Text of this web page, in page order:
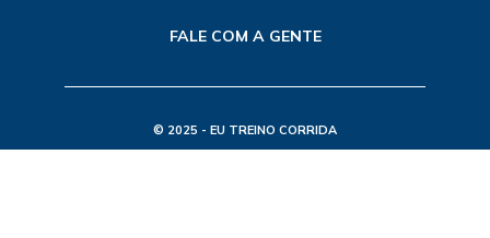
FALE COM A GENTE
© 2025 - EU TREINO CORRIDA
TODOS OS DIREITOS RESERVADOS